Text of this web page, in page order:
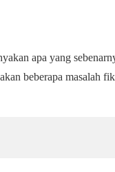
apa yang
beberapa masalah